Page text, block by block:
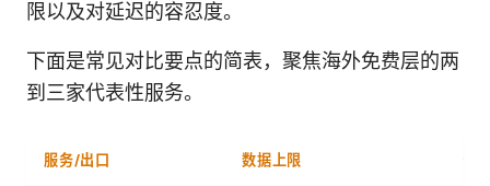
限以及对延迟的容忍度。
下面是常见对比要点的简表，聚焦海外免费层的两
到三家代表性服务。
服务/出口 数据上限 公